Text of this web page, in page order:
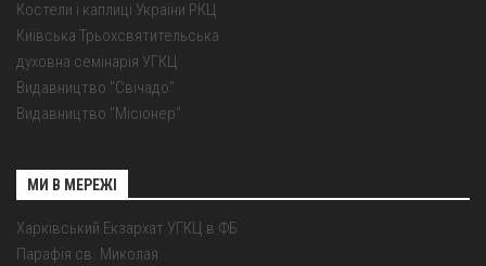
Костели і каплиці України РКЦ
Київська Трьохсвятительська
духовна семінарія УГКЦ
Видавництво "Свічадо"
Видавництво "Місіонер"
МИ В МЕРЕЖІ
Харківський Екзархат УГКЦ в ФБ
Парафія св. Миколая